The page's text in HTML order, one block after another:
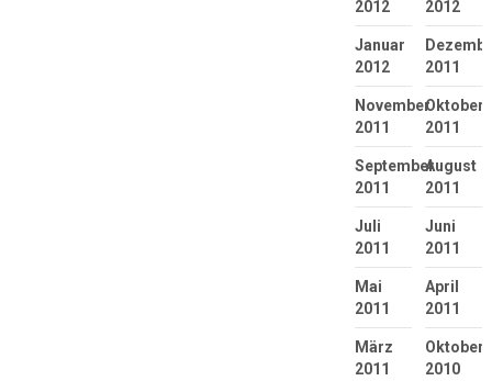
2012
2012
Januar
2012
2011
November
2011
Oktober
2011
September
2011
August
2011
Juli
2011
Juni
2011
Mai
2011
April
2011
März
2011
Oktober
2010